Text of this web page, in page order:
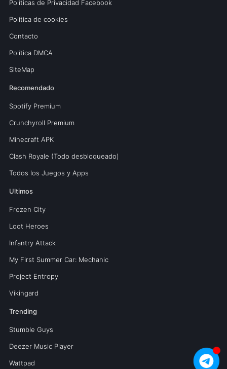
Políticas de Privacidad Facebook
Política de cookies
Contacto
Política DMCA
SiteMap
Recomendado
Spotify Premium
Crunchyroll Premium
Minecraft APK
Clash Royale (Todo desbloqueado)
Todos los Juegos y Apps
Ultimos
Frozen City
Loot Heroes
Infantry Attack
My First Summer Car: Mechanic
Project Entropy
Vikingard
Trending
Stumble Guys
Deezer Music Player
Wattpad